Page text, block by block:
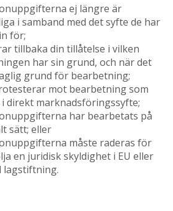
ej längre är
i samband med det syfte de har
för;
tillbaka din tillåtelse i vilken
har sin grund, och när det
grund för bearbetning;
mot bearbetning som
i direkt marknadsföringssyfte;
har bearbetats på
sätt; eller
måste raderas för
en juridisk skyldighet i EU eller
lagstiftning.